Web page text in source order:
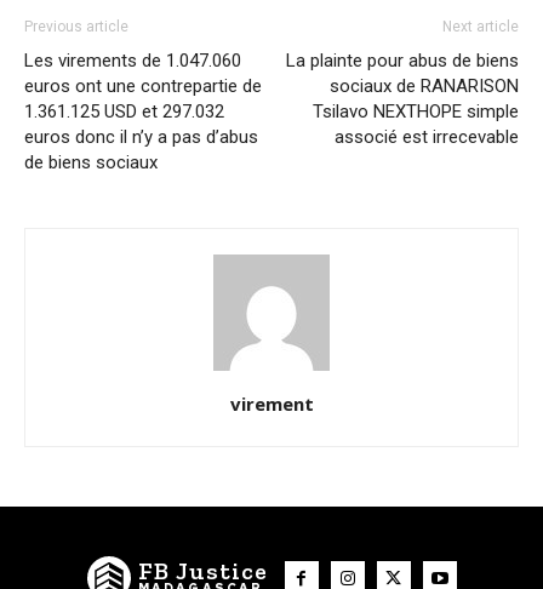
Previous article
Les virements de 1.047.060
euros ont une contrepartie de
1.361.125 USD et 297.032
euros donc il n’y a pas d’abus
de biens sociaux
Next article
La plainte pour abus de biens
sociaux de RANARISON
Tsilavo NEXTHOPE simple
associé est irrecevable
virement
FB Justice